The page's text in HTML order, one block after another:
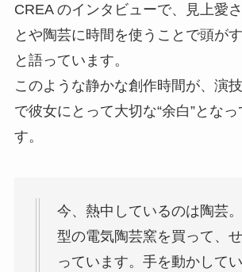
CREA のインタビューで、見上愛
とや陶芸に時間を使うことで頭が
と語っています。
このような静かな創作時間が、演
で彼女にとって大切な“余白”とな
す。
今、熱中しているのは陶芸
型の電気陶芸窯を買って、
っています。手を動かして